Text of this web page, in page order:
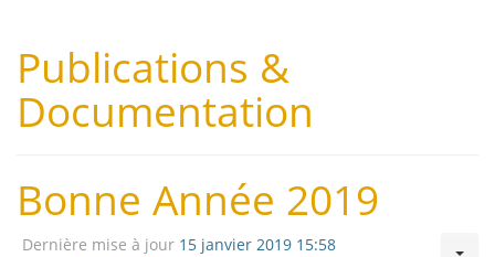
Publications &
Documentation
Bonne Année 2019
Dernière mise à jour 15 janvier 2019 15:58